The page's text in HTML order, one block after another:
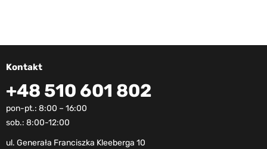
Kontakt
+48 510 601 802
pon-pt.: 8:00 – 16:00
sob.: 8:00-12:00
ul. Generała Franciszka Kleeberga 10